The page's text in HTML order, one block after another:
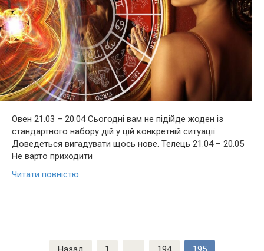
Овен 21.03 – 20.04 Сьогодні вам не підійде жоден із
стандартного набору дій у цій конкретній ситуації.
Доведеться вигадувати щось нове. Телець 21.04 – 20.05
Не варто приходити
Читати повністю